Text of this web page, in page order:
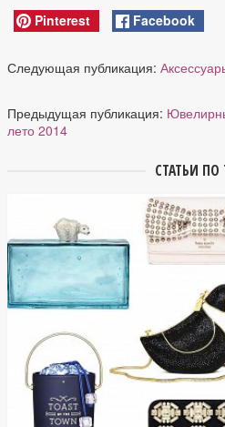
Pinterest Facebook
Следующая публикация:
Предыдущая публикация:
лето 2014
СТАТЬИ ПО